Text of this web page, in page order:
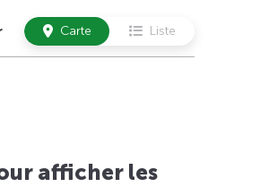
Carte Liste
afficher les